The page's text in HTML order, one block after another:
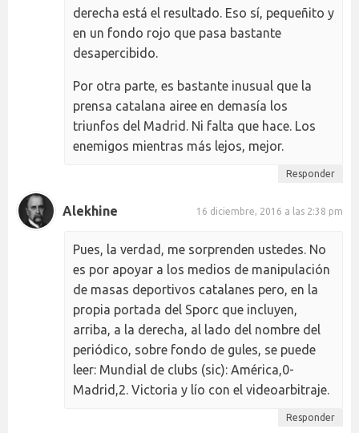
derecha está el resultado. Eso sí, pequeñito y
en un fondo rojo que pasa bastante
desapercibido.
Por otra parte, es bastante inusual que la
prensa catalana airee en demasía los
triunfos del Madrid. Ni falta que hace. Los
enemigos mientras más lejos, mejor.
Responder
Alekhine 16 diciembre, 2016 a las 2:38 pm
Pues, la verdad, me sorprenden ustedes. No
es por apoyar a los medios de manipulación
de masas deportivos catalanes pero, en la
propia portada del Sporc que incluyen,
arriba, a la derecha, al lado del nombre del
periódico, sobre fondo de gules, se puede
leer: Mundial de clubs (sic): América,0-
Madrid,2. Victoria y lío con el videoarbitraje.
Responder